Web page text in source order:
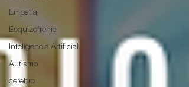
Empatía
Esquizofrenia
Inteligencia Artificial
Autismo
cerebro